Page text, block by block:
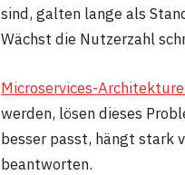
sind, galten lange als
Wächst die Nutzerzahl
Microservices-
werden, lösen dieses
besser passt, hängt stark
beantworten.